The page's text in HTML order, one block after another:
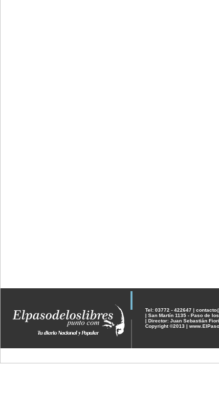
Tel: 03772 - 422647 |
| San Martín 1135 - Paso de
| Director: Juan Sebastián Fiori
Copyright ©2013 |